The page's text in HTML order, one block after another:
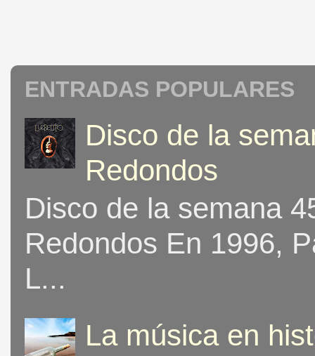
ENTRADAS POPULARES
Disco de la
Redondos
Disco de la semana
Redondos En 1996,
L...
La música en